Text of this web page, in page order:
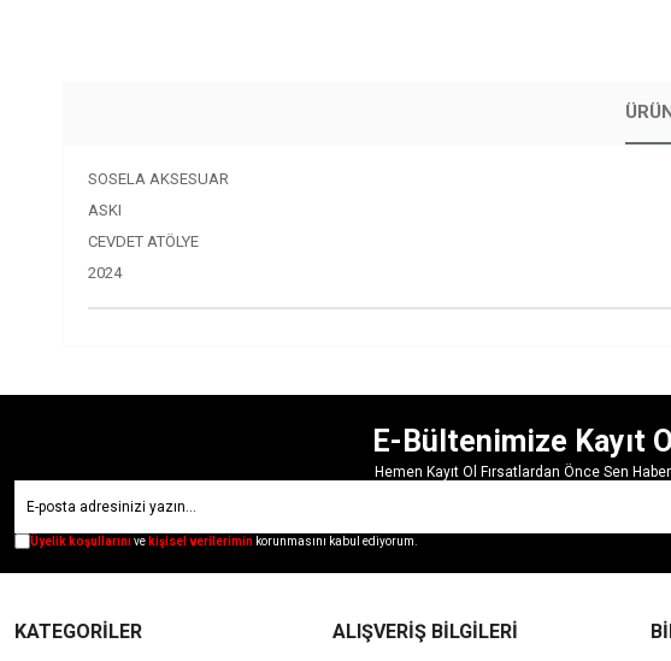
SOSELA AKSESUAR
ASKI
CEVDET ATÖLYE
2024
E-Bültenimize Kayıt
Hemen Kayıt Ol Fırsatlardan Önce Sen
Üyelik koşullarınıve kişisel verilerimin korunmasını kabul ediyorum.
KATEGORİLER ALIŞVERİŞ BİLGİLERİ